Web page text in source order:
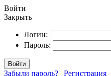
Войти
Закрыть
Логин:
Пароль:
Войти
Забыли пароль? | Регистрация